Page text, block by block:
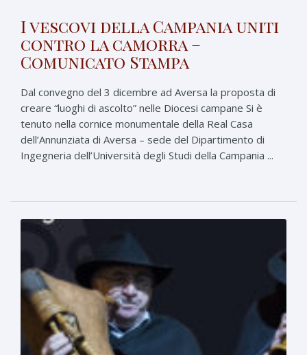
I vescovi della Campania uniti
contro la camorra –
Comunicato Stampa
Dal convegno del 3 dicembre ad Aversa la proposta di
creare “luoghi di ascolto” nelle Diocesi campane Si è
tenuto nella cornice monumentale della Real Casa
dell’Annunziata di Aversa – sede del Dipartimento di
Ingegneria dell’Università degli Studi della Campania ...